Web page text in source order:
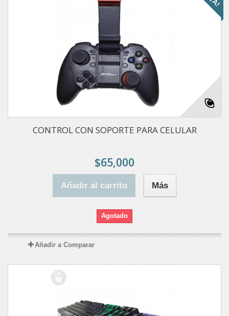
CONTROL CON SOPORTE PARA CELULAR
$65,000
Añadir al carrito Más
Agotado
Añadir a Comparar